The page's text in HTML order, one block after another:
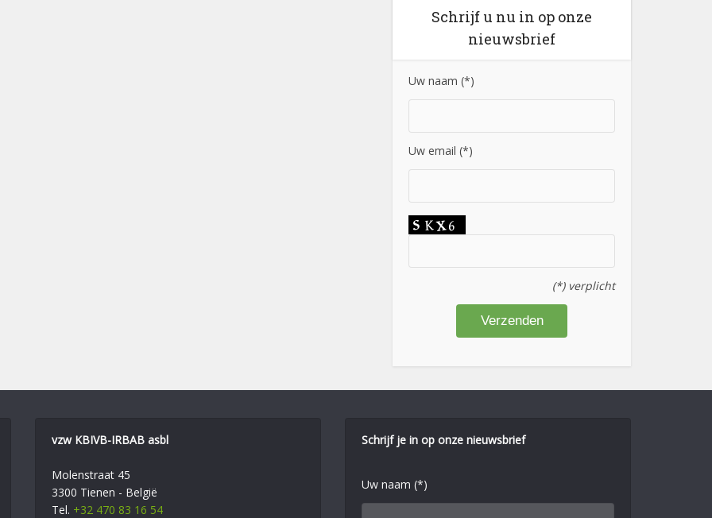
Schrijf u nu in op onze
nieuwsbrief
Uw naam (*)
Uw email (*)
(*) verplicht
vzw KBIVB-IRBAB asbl
Molenstraat 45
3300 Tienen - België
Tel. +32 470 83 16 54
Schrijf je in op onze nieuwsbrief
Uw naam (*)